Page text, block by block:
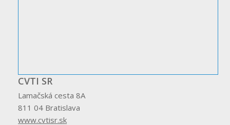
CVTI SR
Lamačská cesta 8A
811 04 Bratislava
www.cvtisr.sk